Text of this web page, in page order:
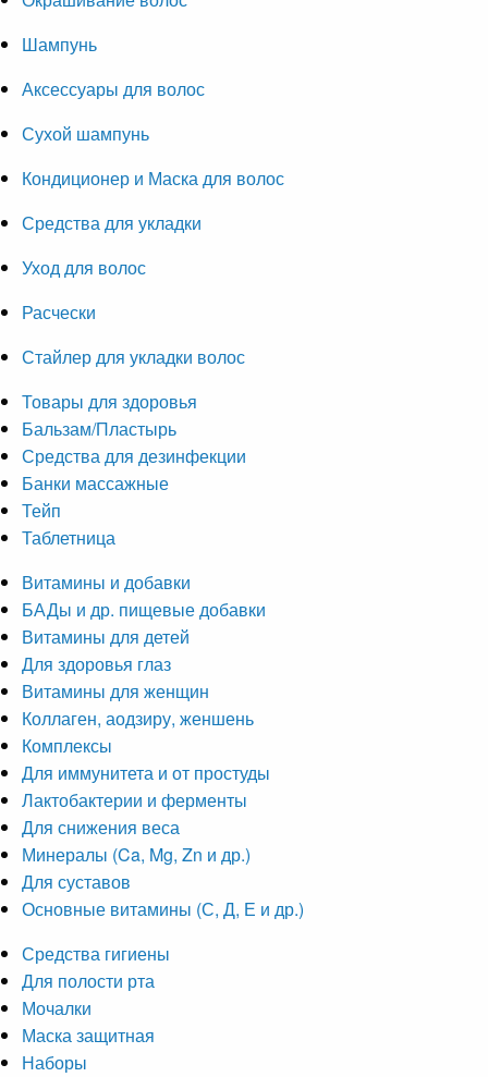
Шампунь
Аксессуары для волос
Сухой шампунь
Кондиционер и Маска для волос
Средства для укладки
Уход для волос
Расчески
Стайлер для укладки волос
Товары для здоровья
Бальзам/Пластырь
Средства для дезинфекции
Банки массажные
Тейп
Таблетница
Витамины и добавки
БАДы и др. пищевые добавки
Витамины для детей
Для здоровья глаз
Витамины для женщин
Коллаген, аодзиру, женшень
Комплексы
Для иммунитета и от простуды
Лактобактерии и ферменты
Для снижения веса
Минералы (Ca, Mg, Zn и др.)
Для суставов
Основные витамины (С, Д, Е и др.)
Средства гигиены
Для полости рта
Мочалки
Маска защитная
Наборы